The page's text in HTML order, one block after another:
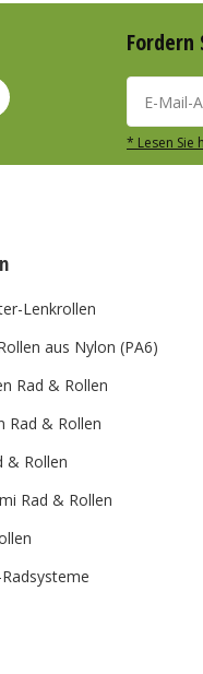
Fordern
* Lesen Sie
Lenkrollen
aus Nylon (PA6)
Rad & Rollen
Rad & Rollen
& Rollen
Rad & Rollen